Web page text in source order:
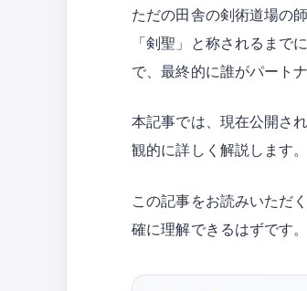
ただの田舎の剣術道場の
「剣聖」と称されるまで
で、最終的に誰がパート
本記事では、現在公開さ
観的に詳しく解説します。
この記事をお読みいただ
確に理解できるはずです。